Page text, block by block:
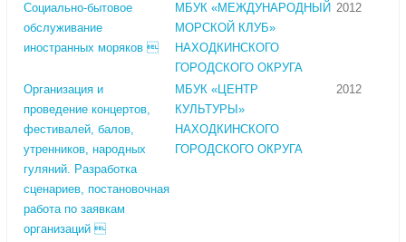
Cоциально-бытовое
обслуживание
иностранных моряков 
МБУК «МЕЖДУНАРОДНЫЙ
МОРСКОЙ КЛУБ»
НАХОДКИНСКОГО
ГОРОДСКОГО ОКРУГА
2012
Организация и
проведение концертов,
фестивалей, балов,
утренников, народных
гуляний. Разработка
сценариев, постановочная
работа по заявкам
организаций 
МБУК «ЦЕНТР
КУЛЬТУРЫ»
НАХОДКИНСКОГО
ГОРОДСКОГО ОКРУГА
2012